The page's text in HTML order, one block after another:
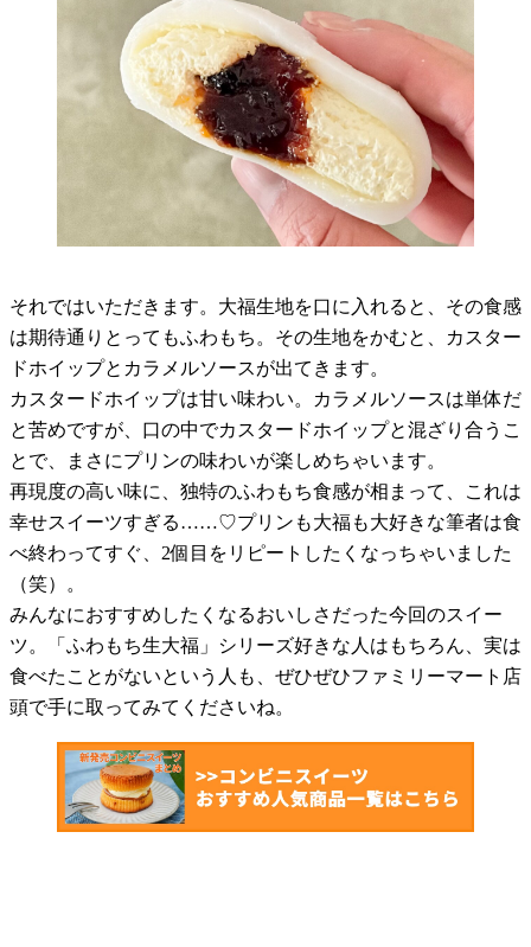
それではいただきます。大福生地を口に入れると、その食感
は期待通りとってもふわもち。その生地をかむと、カスター
ドホイップとカラメルソースが出てきます。
カスタードホイップは甘い味わい。カラメルソースは単体だ
と苦めですが、口の中でカスタードホイップと混ざり合うこ
とで、まさにプリンの味わいが楽しめちゃいます。
再現度の高い味に、独特のふわもち食感が相まって、これは
幸せスイーツすぎる……♡プリンも大福も大好きな筆者は食
べ終わってすぐ、2個目をリピートしたくなっちゃいました
（笑）。
みんなにおすすめしたくなるおいしさだった今回のスイー
ツ。「ふわもち生大福」シリーズ好きな人はもちろん、実は
食べたことがないという人も、ぜひぜひファミリーマート店
頭で手に取ってみてくださいね。